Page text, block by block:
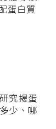
蛋白質
究揭蛋
少、哪